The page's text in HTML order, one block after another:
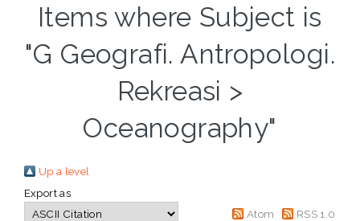
Items where Subject is
"G Geografi. Antropologi.
Rekreasi >
Oceanography"
Up a level
Export as
Atom
RSS 1.0